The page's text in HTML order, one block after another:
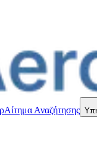
Αίτημα Αναζήτησης